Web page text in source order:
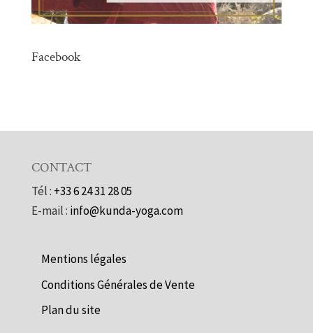
Facebook
CONTACT
Tél : +33 6 24 31 28 05
E-mail : info@kunda-yoga.com
Mentions légales
Conditions Générales de Vente
Plan du site